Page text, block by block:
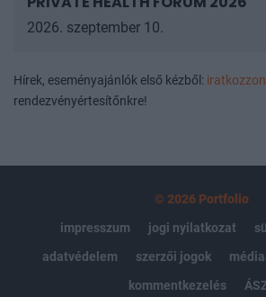
PRIVATE HEALTH FORUM 2026
Hírek, eseményajánlók első kézből: